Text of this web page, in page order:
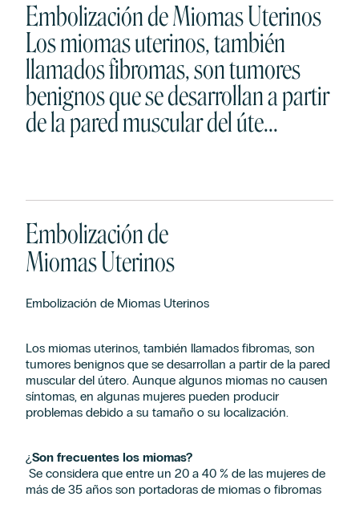
Embolización de Miomas Uterinos
Los miomas uterinos, también
llamados fibromas, son tumores
benignos que se desarrollan a partir
de la pared muscular del úte...
Embolización de
Miomas Uterinos
Embolización de Miomas Uterinos
Los miomas uterinos, también llamados fibromas, son
tumores benignos que se desarrollan a partir de la pared
muscular del útero. Aunque algunos miomas no causen
síntomas, en algunas mujeres pueden producir
problemas debido a su tamaño o su localización.
¿Son frecuentes los miomas?
Se considera que entre un 20 a 40 % de las mujeres de
más de 35 años son portadoras de miomas o fibromas